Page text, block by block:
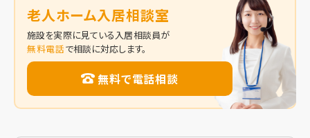
老人ホーム入居相談室
施設を実際に見ている入居相談員が
無料電話で相談に対応します。
無料で電話相談